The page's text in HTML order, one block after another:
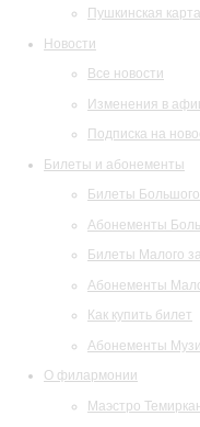
Пушкинская карта
Новости
Все новости
Изменения в
Подписка на
Билеты и абонементы
Билеты
Абонементы
Билеты Малого
Абонементы
Как купить билет
Абонементы
О филармонии
Маэстро